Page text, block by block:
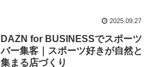
2025.09.27
DAZN for BUSINESSでスポーツ
バー集客｜スポーツ好きが自然と
集まる店づくり